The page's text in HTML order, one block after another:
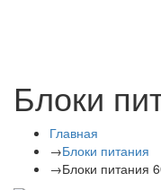
Блоки
Главная
→Блоки питания
→Блоки питания